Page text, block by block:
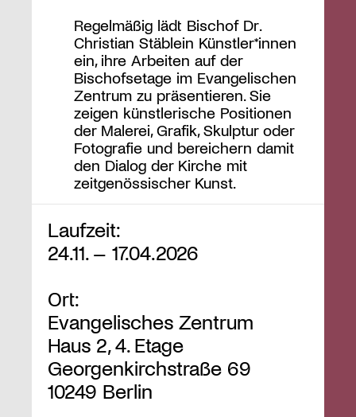
Regelmäßig lädt Bischof Dr.
Christian Stäblein Künstler*innen
ein, ihre Arbeiten auf der
Bischofsetage im Evangelischen
Zentrum zu präsentieren. Sie
zeigen künstlerische Positionen
der Malerei, Grafik, Skulptur oder
Fotografie und bereichern damit
den Dialog der Kirche mit
zeitgenössischer Kunst.
Laufzeit:
24.11. – 17.04.2026
Ort:
Evangelisches Zentrum
Haus 2, 4. Etage
Georgenkirchstraße 69
10249 Berlin